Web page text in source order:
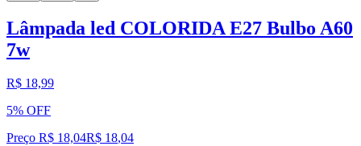
Lâmpada led COLORIDA E27 Bulbo A60
7w
R$ 18,99
5% OFF
Preço R$ 18,04R$ 18,04